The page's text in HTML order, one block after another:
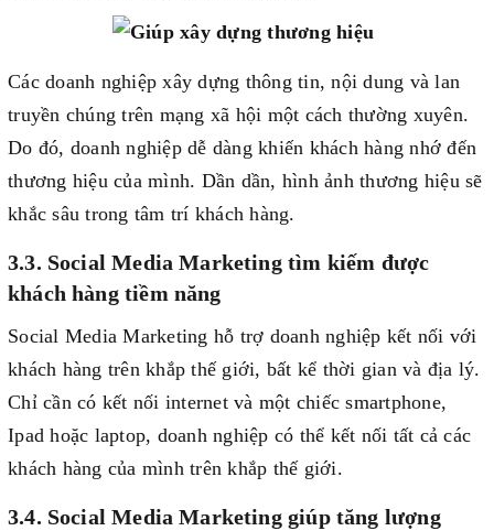
Các doanh nghiệp xây dựng thông tin, nội dung và lan
truyền chúng trên mạng xã hội một cách thường xuyên.
Do đó, doanh nghiệp dễ dàng khiến khách hàng nhớ đến
thương hiệu của mình. Dần dần, hình ảnh thương hiệu sẽ
khắc sâu trong tâm trí khách hàng.
3.3. Social Media Marketing tìm kiếm được
khách hàng tiềm năng
Social Media Marketing hỗ trợ doanh nghiệp kết nối với
khách hàng trên khắp thế giới, bất kể thời gian và địa lý.
Chỉ cần có kết nối internet và một chiếc smartphone,
Ipad hoặc laptop, doanh nghiệp có thể kết nối tất cả các
khách hàng của mình trên khắp thế giới.
3.4. Social Media Marketing giúp tăng lượng